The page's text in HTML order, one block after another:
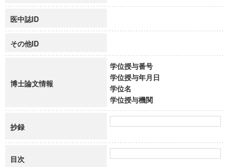
医中誌ID
その他ID
博士論文情報
学位授与番号
学位授与年月日
学位名
学位授与機関
抄録
目次